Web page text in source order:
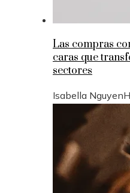
Las compras
caras que
sectores
Isabella Nguyen